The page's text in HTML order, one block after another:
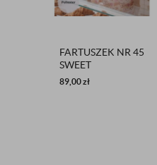
FARTUSZEK NR 45
SWEET
89,00zł